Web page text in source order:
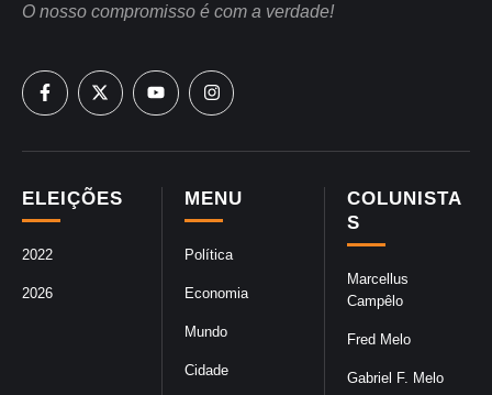
COLUNISTA
S
Marcellus
Campêlo
Fred Melo
Gabriel F. Melo
MENU
Política
Economia
Mundo
Cidade
ELEIÇÕES
2022
2026
O nosso compromisso é com a verdade!